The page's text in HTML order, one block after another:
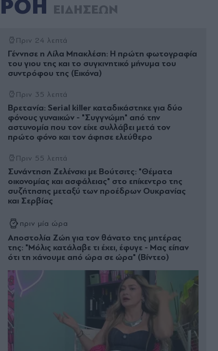
ΡΟΗ ΕΙΔΗΣΕΩΝ
Πριν 24 λεπτά
Γέννησε η Λίλα Μπακλέση: Η πρώτη φωτογραφία
του γιου της και το συγκινητικό μήνυμα του
συντρόφου της (Εικόνα)
Πριν 35 λεπτά
Βρετανία: Serial killer καταδικάστηκε για δύο
φόνους γυναικών - "Συγγνώμη" από την
αστυνομία που τον είχε συλλάβει μετά τον
πρώτο φόνο και τον άφησε ελεύθερο
Πριν 55 λεπτά
Συνάντηση Ζελένσκι με Βούτσιτς: "Θέματα
οικονομίας και ασφάλειας" στο επίκεντρο της
συζήτησης μεταξύ των προέδρων Ουκρανίας
και Σερβίας
πριν μία ώρα
Αποστολία Ζώη για τον θάνατο της μητέρας
της: "Μόλις κατάλαβε τι έχει, έφυγε - Μας είπαν
ότι τη χάνουμε από ώρα σε ώρα" (Βίντεο)